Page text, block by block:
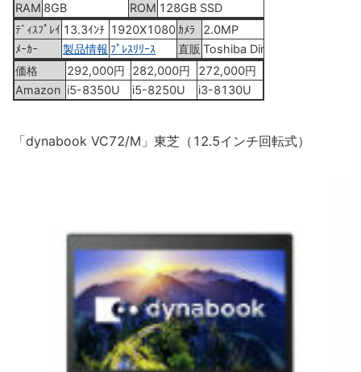
RAM 8GB ROM 128GB SSD
ﾃﾞｨｽﾌﾟﾚｲ 13.3ｲﾝﾁ 1920X1080 ｶﾒﾗ
2.0MP
ﾒｰｶｰ
製品情報 ﾌﾟﾚｽﾘﾘｰｽ 直販 Toshiba Direct
価格
292,000円 282,000円
272,000円
Amazon i5-8350U i5-8250U i3-8130U
「dynabook VC72/M」東芝（12.5インチ回転式）